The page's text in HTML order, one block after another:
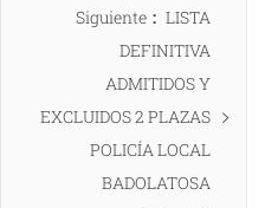
Siguiente
Entrada
siguiente:
LISTA
DEFINITIVA
ADMITIDOS Y
EXCLUIDOS 2 PLAZAS
POLICÍA LOCAL
BADOLATOSA